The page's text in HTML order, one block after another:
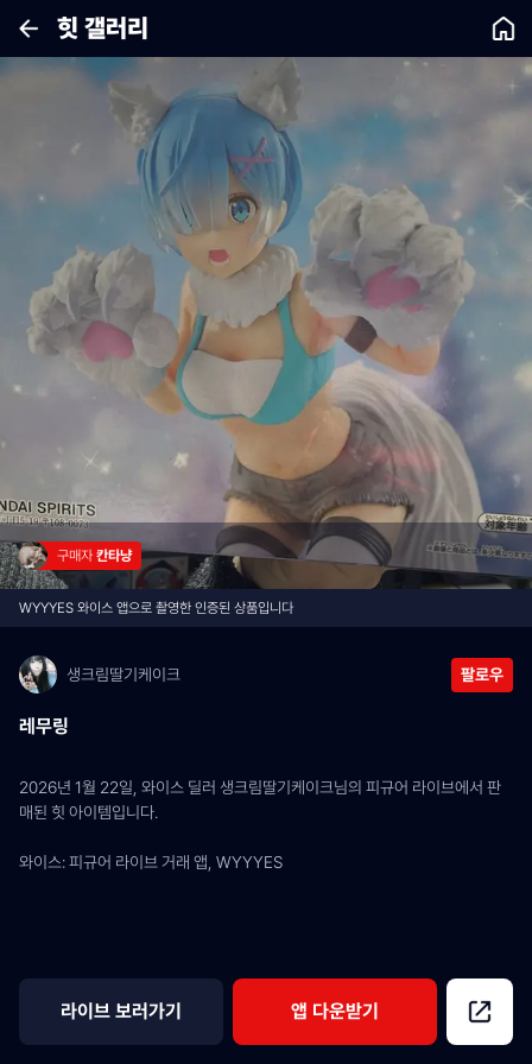
힛 갤러리
구매자 칸타냥
WYYYES 와이스 앱으로 촬영한 인증된 상품입니다
생크림딸기케이크 팔로우
레무링
2026년 1월 22일, 와이스 딜러 생크림딸기케이크님의 피규어 라이브에서 판
매된 힛 아이템입니다.
와이스: 피규어 라이브 거래 앱, WYYYES
라이브 보러가기 앱 다운받기